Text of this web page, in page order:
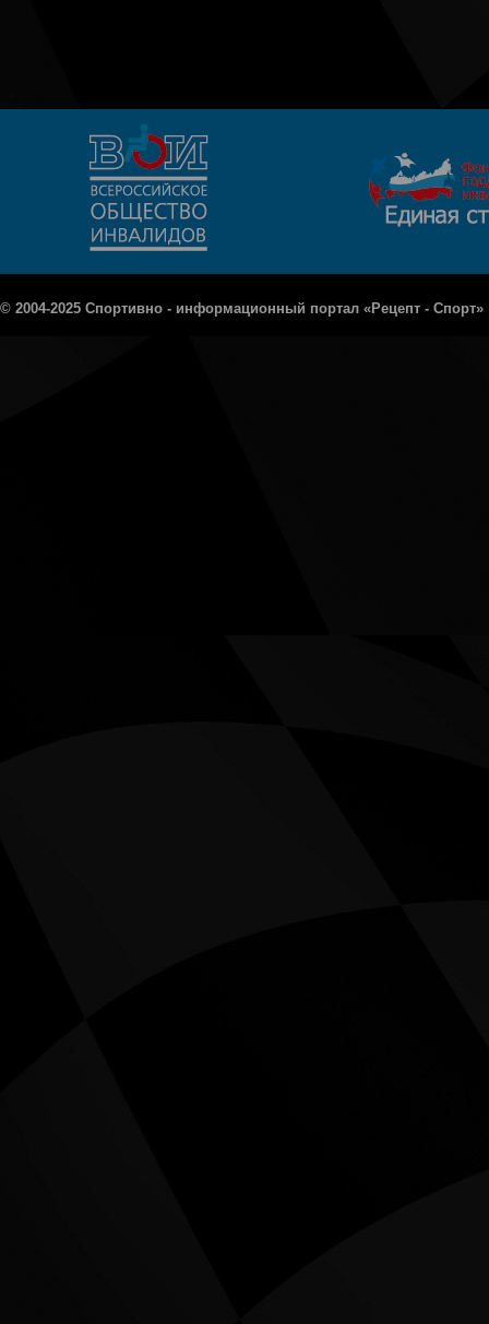
© 2004-2025 Спортивно - информационный портал «Рецепт - Спорт»